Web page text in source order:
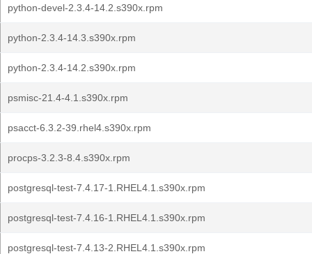
python-devel-2.3.4-14.2.s390x.rpm
python-2.3.4-14.3.s390x.rpm
python-2.3.4-14.2.s390x.rpm
psmisc-21.4-4.1.s390x.rpm
psacct-6.3.2-39.rhel4.s390x.rpm
procps-3.2.3-8.4.s390x.rpm
postgresql-test-7.4.17-1.RHEL4.1.s390x.rpm
postgresql-test-7.4.16-1.RHEL4.1.s390x.rpm
postgresql-test-7.4.13-2.RHEL4.1.s390x.rpm